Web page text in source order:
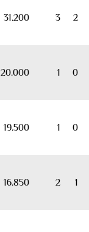
31.200 3 2
20.000 1 0
19.500 1 0
16.850 2 1